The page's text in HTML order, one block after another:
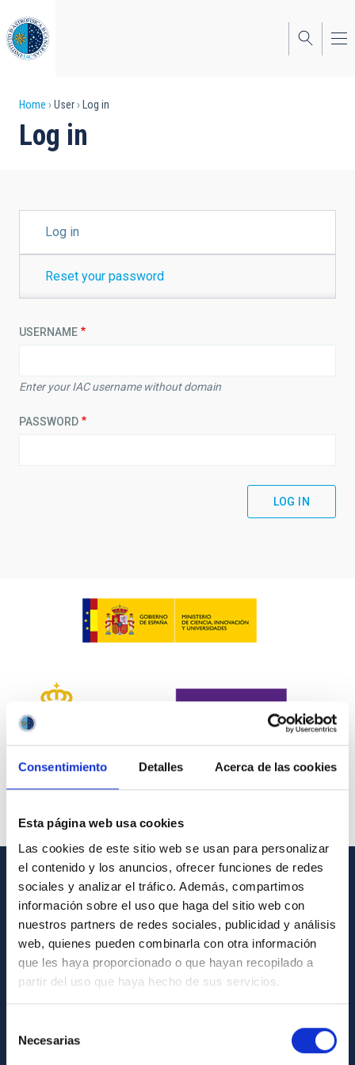
Consentimiento Detalles Acerca de las cookies
Esta página web usa cookies
Las cookies de este sitio web se usan para personalizar
el contenido y los anuncios, ofrecer funciones de redes
sociales y analizar el tráfico. Además, compartimos
información sobre el uso que haga del sitio web con
nuestros partners de redes sociales, publicidad y análisis
web, quienes pueden combinarla con otra información
que les haya proporcionado o que hayan recopilado a
partir del uso que haya hecho de sus servicios.
Necesarias
to
main
content
Breadcrumb
Home User Log in
Log in
TABSLog in
Reset your password
USERNAME
Enter your IAC username without domain
PASSWORD
GENERAL INFORMATION
Contact
How to get to the IAC
List of personnel
Library
General register